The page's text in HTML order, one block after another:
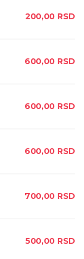
200,00 RSD
600,00 RSD
600,00 RSD
600,00 RSD
700,00 RSD
500,00 RSD